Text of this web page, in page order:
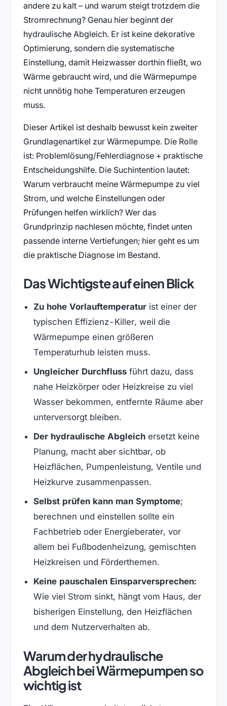
andere zu kalt – und warum steigt trotzdem die
Stromrechnung? Genau hier beginnt der
hydraulische Abgleich. Er ist keine dekorative
Optimierung, sondern die systematische
Einstellung, damit Heizwasser dorthin fließt, wo
Wärme gebraucht wird, und die Wärmepumpe
nicht unnötig hohe Temperaturen erzeugen
muss.
Dieser Artikel ist deshalb bewusst kein zweiter
Grundlagenartikel zur Wärmepumpe. Die Rolle
ist: Problemlösung/Fehlerdiagnose + praktische
Entscheidungshilfe. Die Suchintention lautet:
Warum verbraucht meine Wärmepumpe zu viel
Strom, und welche Einstellungen oder
Prüfungen helfen wirklich? Wer das
Grundprinzip nachlesen möchte, findet unten
passende interne Vertiefungen; hier geht es um
die praktische Diagnose im Bestand.
Das Wichtigste auf einen Blick
Zu hohe Vorlauftemperaturist einer der
typischen Effizienz-Killer, weil die
Wärmepumpe einen größeren
Temperaturhub leisten muss.
Ungleicher Durchflussführt dazu, dass
nahe Heizkörper oder Heizkreise zu viel
Wasser bekommen, entfernte Räume aber
unterversorgt bleiben.
Der hydraulische Abgleichersetzt keine
Planung, macht aber sichtbar, ob
Heizflächen, Pumpenleistung, Ventile und
Heizkurve zusammenpassen.
Selbst prüfen kann man Symptome;
berechnen und einstellen sollte ein
Fachbetrieb oder Energieberater, vor
allem bei Fußbodenheizung, gemischten
Heizkreisen und Förderthemen.
Keine pauschalen Einsparversprechen:
Wie viel Strom sinkt, hängt vom Haus, der
bisherigen Einstellung, den Heizflächen
und dem Nutzerverhalten ab.
Warum der hydraulische
Abgleich bei Wärmepumpen so
wichtig ist